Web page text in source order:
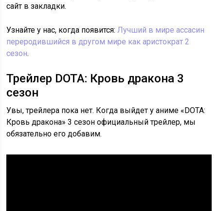
сайт в закладки.
Узнайте у нас, когда появится:Лучший в мире ассасин
переродившийся в другом мире как аристократ 2
сезон.
Трейлер DOTA: Кровь дракона 3
сезон
Увы, трейлера пока нет. Когда выйдет у аниме «DOTA:
Кровь дракона» 3 сезон официальный трейлер, мы
обязательно его добавим.